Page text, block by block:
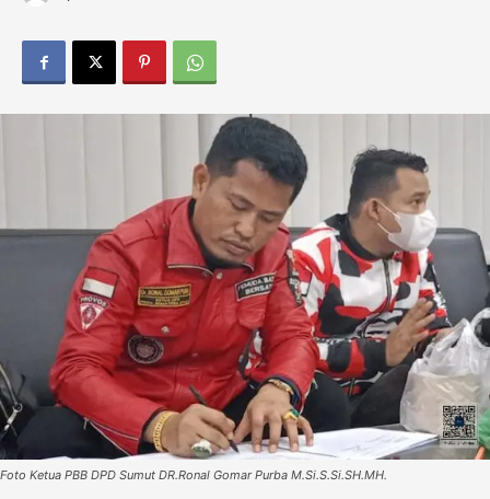
Foto Ketua PBB DPD Sumut DR.Ronal Gomar Purba M.Si.S.Si.SH.MH.